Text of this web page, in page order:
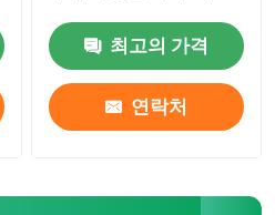
최고의 가격
연락처